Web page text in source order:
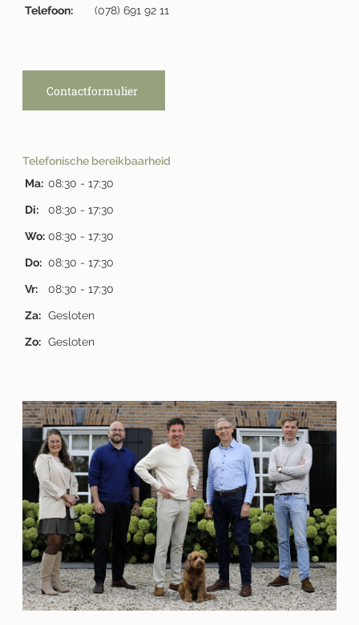
Telefoon: (078) 691 92 11
Contactformulier
Telefonische bereikbaarheid
Ma: 08:30 - 17:30
Di: 08:30 - 17:30
Wo: 08:30 - 17:30
Do: 08:30 - 17:30
Vr: 08:30 - 17:30
Za: Gesloten
Zo: Gesloten